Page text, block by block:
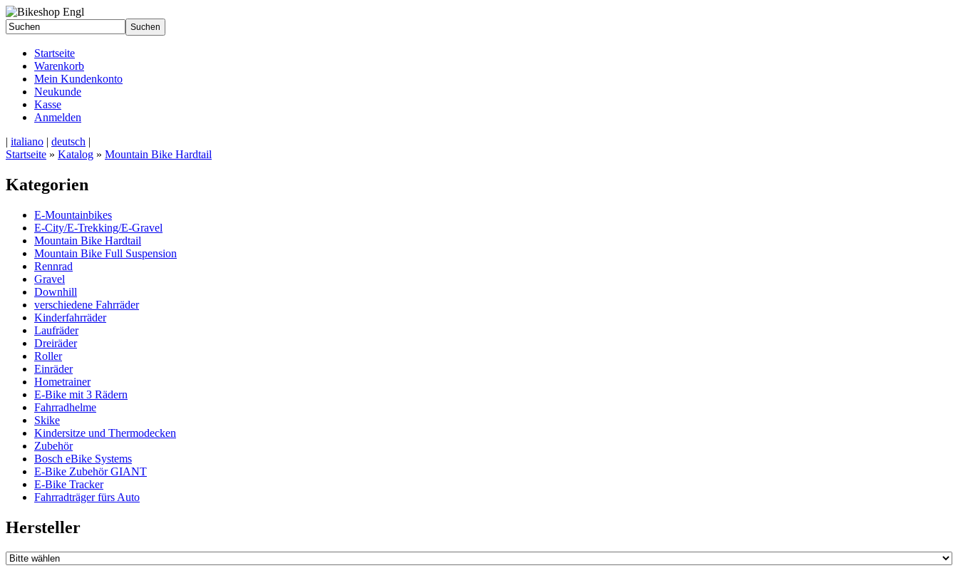
Startseite
Warenkorb
Mein Kundenkonto
Neukunde
Kasse
Anmelden
| italiano | deutsch |
Startseite » Katalog » Mountain Bike Hardtail
Kategorien
E-Mountainbikes
E-City/E-Trekking/E-Gravel
Mountain Bike Hardtail
Mountain Bike Full Suspension
Rennrad
Gravel
Downhill
verschiedene Fahrräder
Kinderfahrräder
Laufräder
Dreiräder
Roller
Einräder
Hometrainer
E-Bike mit 3 Rädern
Fahrradhelme
Skike
Kindersitze und Thermodecken
Zubehör
Bosch eBike Systems
E-Bike Zubehör GIANT
E-Bike Tracker
Fahrradträger fürs Auto
Hersteller